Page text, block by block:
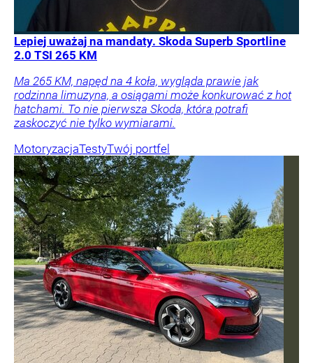
Lepiej uważaj na mandaty. Skoda Superb Sportline
2.0 TSI 265 KM
Ma 265 KM, napęd na 4 koła, wygląda prawie jak
rodzinna limuzyna, a osiągami może konkurować z hot
hatchami. To nie pierwsza Skoda, która potrafi
zaskoczyć nie tylko wymiarami.
MotoryzacjaTestyTwój portfel